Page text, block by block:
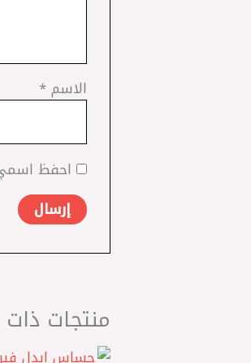
الاسم*
احفظ
منتجات